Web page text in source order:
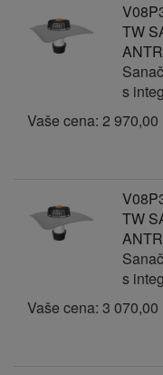
TW
s
Vaše cena: 2 970,00
TW
s
Vaše cena: 3 070,00